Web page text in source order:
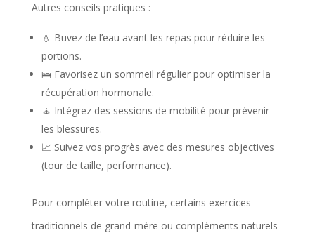
Autres conseils pratiques :
💧 Buvez de l’eau avant les repas pour réduire les
portions.
🛌 Favorisez un sommeil régulier pour optimiser la
récupération hormonale.
🧘 Intégrez des sessions de mobilité pour prévenir
les blessures.
📈 Suivez vos progrès avec des mesures objectives
(tour de taille, performance).
Pour compléter votre routine, certains exercices
traditionnels de grand-mère ou compléments naturels